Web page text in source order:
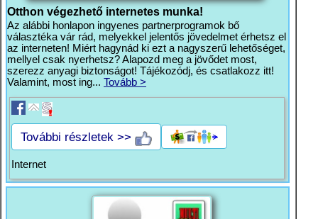
Otthon végezhető internetes munka!
Az alábbi honlapon ingyenes partnerprogramok bő
választéka vár rád, melyekkel jelentős jövedelmet érhetsz el
az interneten! Miért hagynád ki ezt a nagyszerű lehetőséget,
mellyel csak nyerhetsz? Alapozd meg a jövődet most,
szerezz anyagi biztonságot! Tájékozódj, és csatlakozz itt!
Valamint, most ing... Tovább >
További részletek >>
Internet